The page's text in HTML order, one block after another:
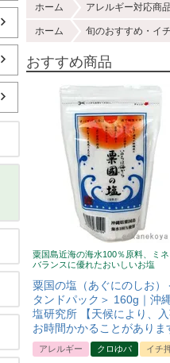
ホーム アレルギー対応商品
ホーム 旬のおすすめ・イ
おすすめ商品
粟国島近海の海水100％原料、ミ
バランスに優れたおいしいお塩
粟国の塩（あぐにのしお）
タンドパック＞ 160g｜沖
塩研究所 【天候により、
お時間かかることがありま
アレルギー クロゆパ イチ